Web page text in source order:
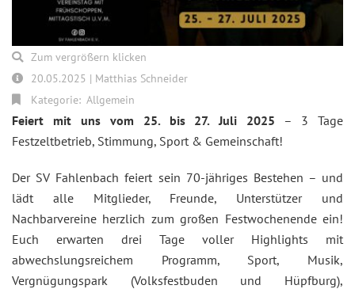
Feiert mit uns vom 25. bis 27. Juli 2025 – 3 Tage
Festzeltbetrieb, Stimmung, Sport & Gemeinschaft!
Der SV Fahlenbach feiert sein 70-jähriges Bestehen – und
lädt alle Mitglieder, Freunde, Unterstützer und
Nachbarvereine herzlich zum großen Festwochenende ein!
Euch erwarten drei Tage voller Highlights mit
abwechslungsreichem Programm, Sport, Musik,
Vergnügungspark (Volksfestbuden und Hüpfburg),
Zum vergrößern klicken
20.05.2025 | Matthias Schneider
Kategorie: Allgemein